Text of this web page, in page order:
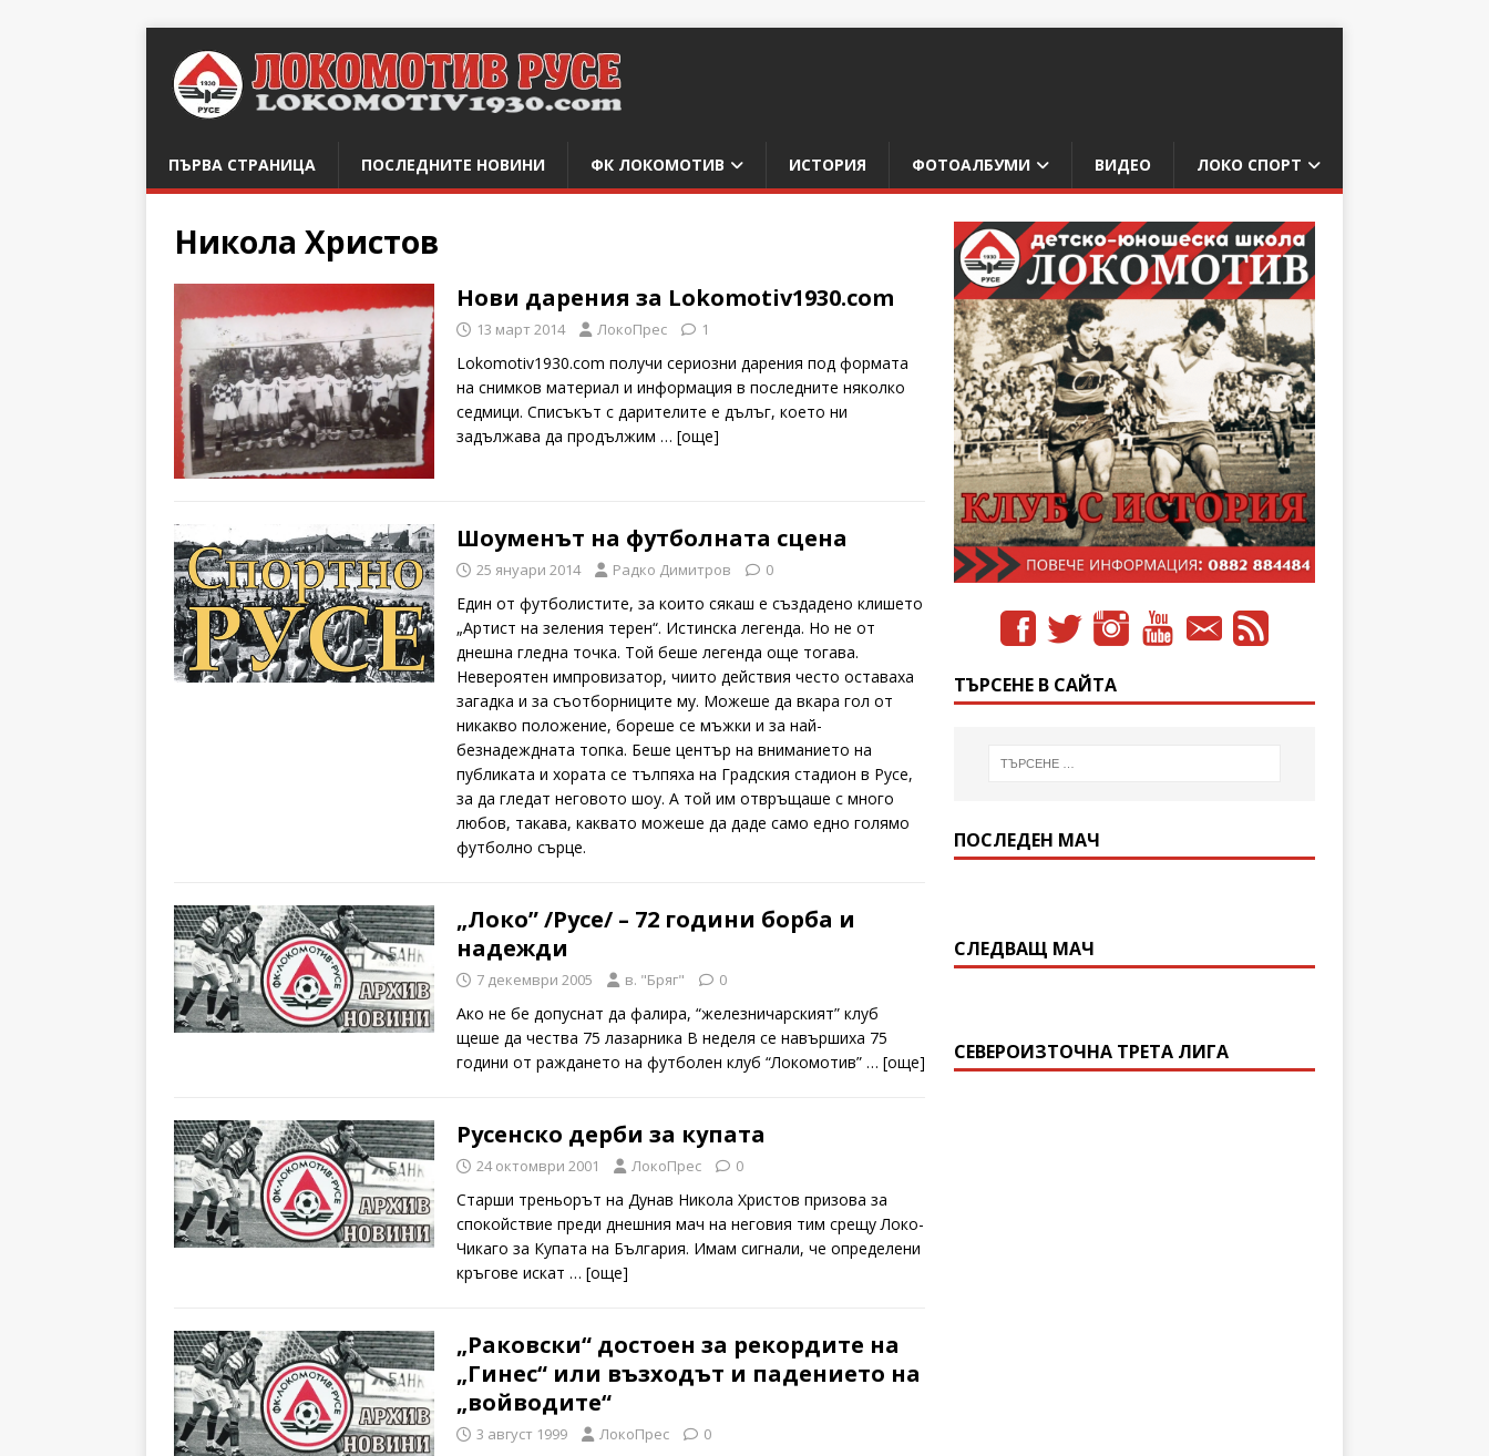
ПЪРВА СТРАНИЦА ПОСЛЕДНИТЕ НОВИНИ ФК ЛОКОМОТИВ ИСТОРИЯ ФОТОАЛБУМИ ВИДЕО ЛОКО СПОРТ
Никола Христов
Нови дарения за Lokomotiv1930.com
13 март 2014 ЛокоПрес 1
Lokomotiv1930.com получи сериозни дарения под формата
на снимков материал и информация в последните няколко
седмици. Списъкът с дарителите е дълъг, което ни
задължава да продължим … [oще]
Шоуменът на футболната сцена
25 януари 2014 Радко Димитров 0
Един от футболистите, за които сякаш е създадено клишето
„Артист на зеления терен“. Истинска легенда. Но не от
днешна гледна точка. Той беше легенда още тогава.
Невероятен импровизатор, чиито действия често оставаха
загадка и за съотборниците му. Можеше да вкара гол от
никакво положение, бореше се мъжки и за най-
безнадеждната топка. Беше център на вниманието на
публиката и хората се тълпяха на Градския стадион в Русе,
за да гледат неговото шоу. А той им отвръщаше с много
любов, такава, каквато можеше да даде само едно голямо
футболно сърце.
„Локо” /Русе/ – 72 години борба и
надежди
7 декември 2005 в. "Бряг" 0
Ако не бе допуснат да фалира, “железничарският” клуб
щеше да чества 75 лазарника В неделя се навършиха 75
години от раждането на футболен клуб “Локомотив” … [oще]
Русенско дерби за купата
24 октомври 2001 ЛокоПрес 0
Старши треньорът на Дунав Никола Христов призова за
спокойствие преди днешния мач на неговия тим срещу Локо-
Чикаго за Купата на България. Имам сигнали, че определени
кръгове искат … [oще]
„Раковски“ достоен за рекордите на
„Гинес“ или възходът и падението на
„войводите“
3 август 1999 ЛокоПрес 0
ТЪРСЕНЕ В САЙТА
ПОСЛЕДЕН МАЧ
СЛЕДВАЩ МАЧ
СЕВЕРОИЗТОЧНА ТРЕТА ЛИГА